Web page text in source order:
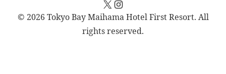
X Instagram
© 2026 Tokyo Bay Maihama Hotel First Resort. All
rights reserved.